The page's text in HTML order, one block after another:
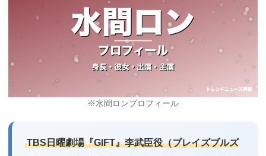
※水間ロンプロフィール
TBS日曜劇場『GIFT』李武臣役（ブレイズブルズ